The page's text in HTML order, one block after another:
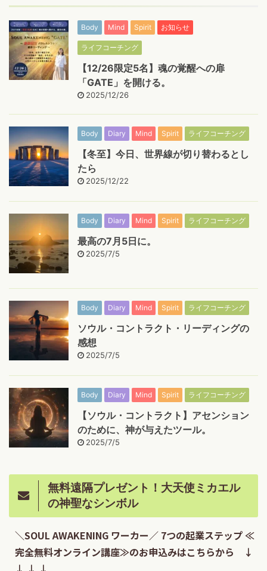
Body Mind Spirit お知らせ
ライフコーチング
【12/26限定5名】魂の覚醒への扉
「GATE」を開ける。
2025/12/26
Body Diary Mind Spirit ライフコーチング
【冬至】今日、世界線が切り替わるとし
たら
2025/12/22
Body Diary Mind Spirit ライフコーチング
最高の7月5日に。
2025/7/5
Body Diary Mind Spirit ライフコーチング
ソウル・コントラクト・リーディングの
感想
2025/7/5
Body Diary Mind Spirit ライフコーチング
【ソウル・コントラクト】アセンション
のために、神が与えたツール。
2025/7/5
無料遠隔プレゼント！大天使ミカエル
の神聖なシンボル
＼SOUL AWAKENING ワーカー／ 7つの起業ステップ ≪
完全無料オンライン講座≫のお申込みはこちらから ↓